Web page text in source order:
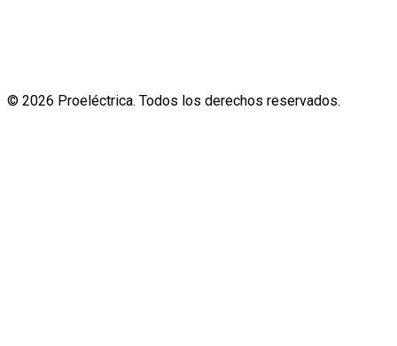
© 2026 Proeléctrica. Todos los derechos reservados.